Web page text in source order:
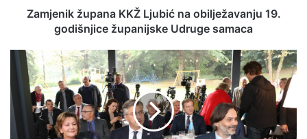
Zamjenik župana KKŽ Ljubić na obilježavanju 19.
godišnjice županijske Udruge samaca